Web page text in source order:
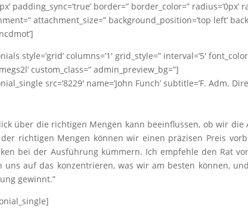
padding_sync=’true’ border=” border_color=” radius=’0px’
attachment_size=” background_position=’top left’
style=’grid’ columns=’1′ grid_style=” interval=’5′
custom_class=” admin_preview_bg=”]
src=’8229′ name=’John Funch’ subtitle=’F. Adm.
über die richtigen Mengen kann beeinflussen, ob wir
richtigen Mengen können wir einen präzisen Preis
bei der Ausführung kümmern. Ich empfehle den Rat
uns auf das konzentrieren, was wir am besten können,
gewinnt.”